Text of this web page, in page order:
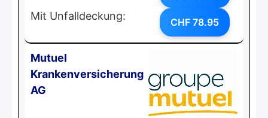
Mit Unfalldeckung: CHF 78.95
Mutuel
Krankenversicherung
AG